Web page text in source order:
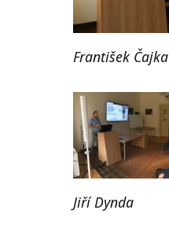
František Čajka
Jiří Dynda